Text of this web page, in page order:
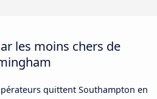
les moins chers de
quittent Southampton en